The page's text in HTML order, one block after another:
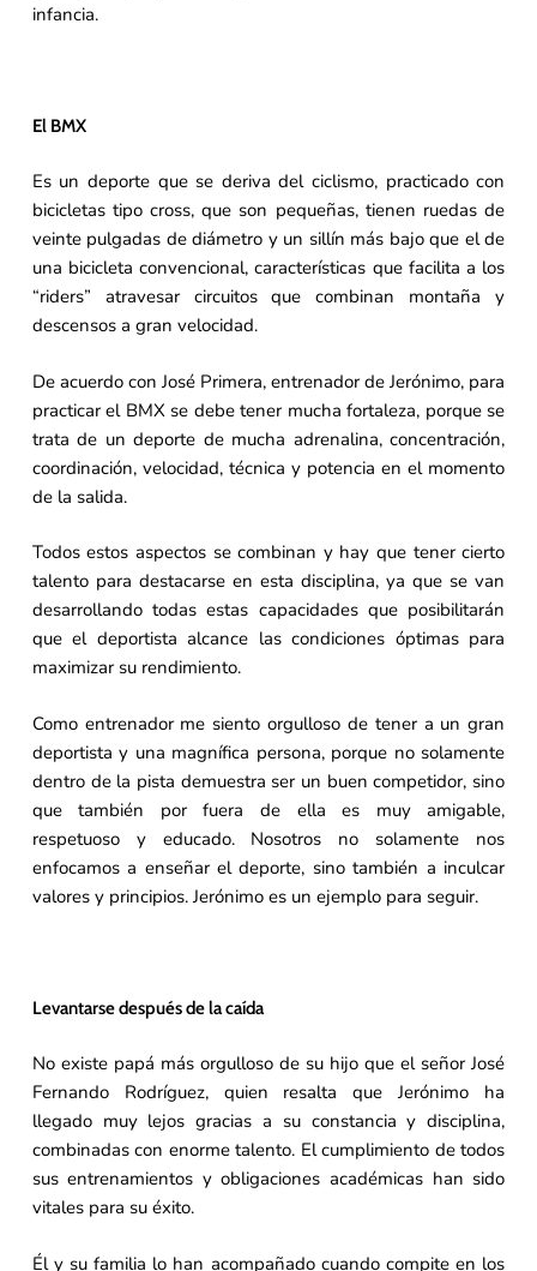
infancia.
El BMX
Es un deporte que se deriva del ciclismo, practicado con
bicicletas tipo cross, que son pequeñas, tienen ruedas de
veinte pulgadas de diámetro y un sillín más bajo que el de
una bicicleta convencional, características que facilita a los
“riders” atravesar circuitos que combinan montaña y
descensos a gran velocidad.
De acuerdo con José Primera, entrenador de Jerónimo, para
practicar el BMX se debe tener mucha fortaleza, porque se
trata de un deporte de mucha adrenalina, concentración,
coordinación, velocidad, técnica y potencia en el momento
de la salida.
Todos estos aspectos se combinan y hay que tener cierto
talento para destacarse en esta disciplina, ya que se van
desarrollando todas estas capacidades que posibilitarán
que el deportista alcance las condiciones óptimas para
maximizar su rendimiento.
Como entrenador me siento orgulloso de tener a un gran
deportista y una magnífica persona, porque no solamente
dentro de la pista demuestra ser un buen competidor, sino
que también por fuera de ella es muy amigable,
respetuoso y educado. Nosotros no solamente nos
enfocamos a enseñar el deporte, sino también a inculcar
valores y principios. Jerónimo es un ejemplo para seguir.
Levantarse después de la caída
No existe papá más orgulloso de su hijo que el señor José
Fernando Rodríguez, quien resalta que Jerónimo ha
llegado muy lejos gracias a su constancia y disciplina,
combinadas con enorme talento. El cumplimiento de todos
sus entrenamientos y obligaciones académicas han sido
vitales para su éxito.
Él y su familia lo han acompañado cuando compite en los